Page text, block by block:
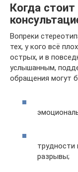
Когда
Вопреки
тех, у кого всё
острых, и в
услышанным,
обращения могут
трудности
разрывы;